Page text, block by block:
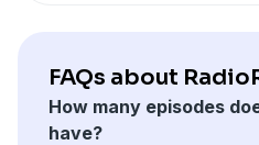
FAQs about
How many episodes
have?